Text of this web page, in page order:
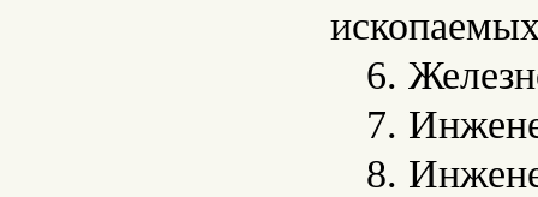
6.
7.
8.